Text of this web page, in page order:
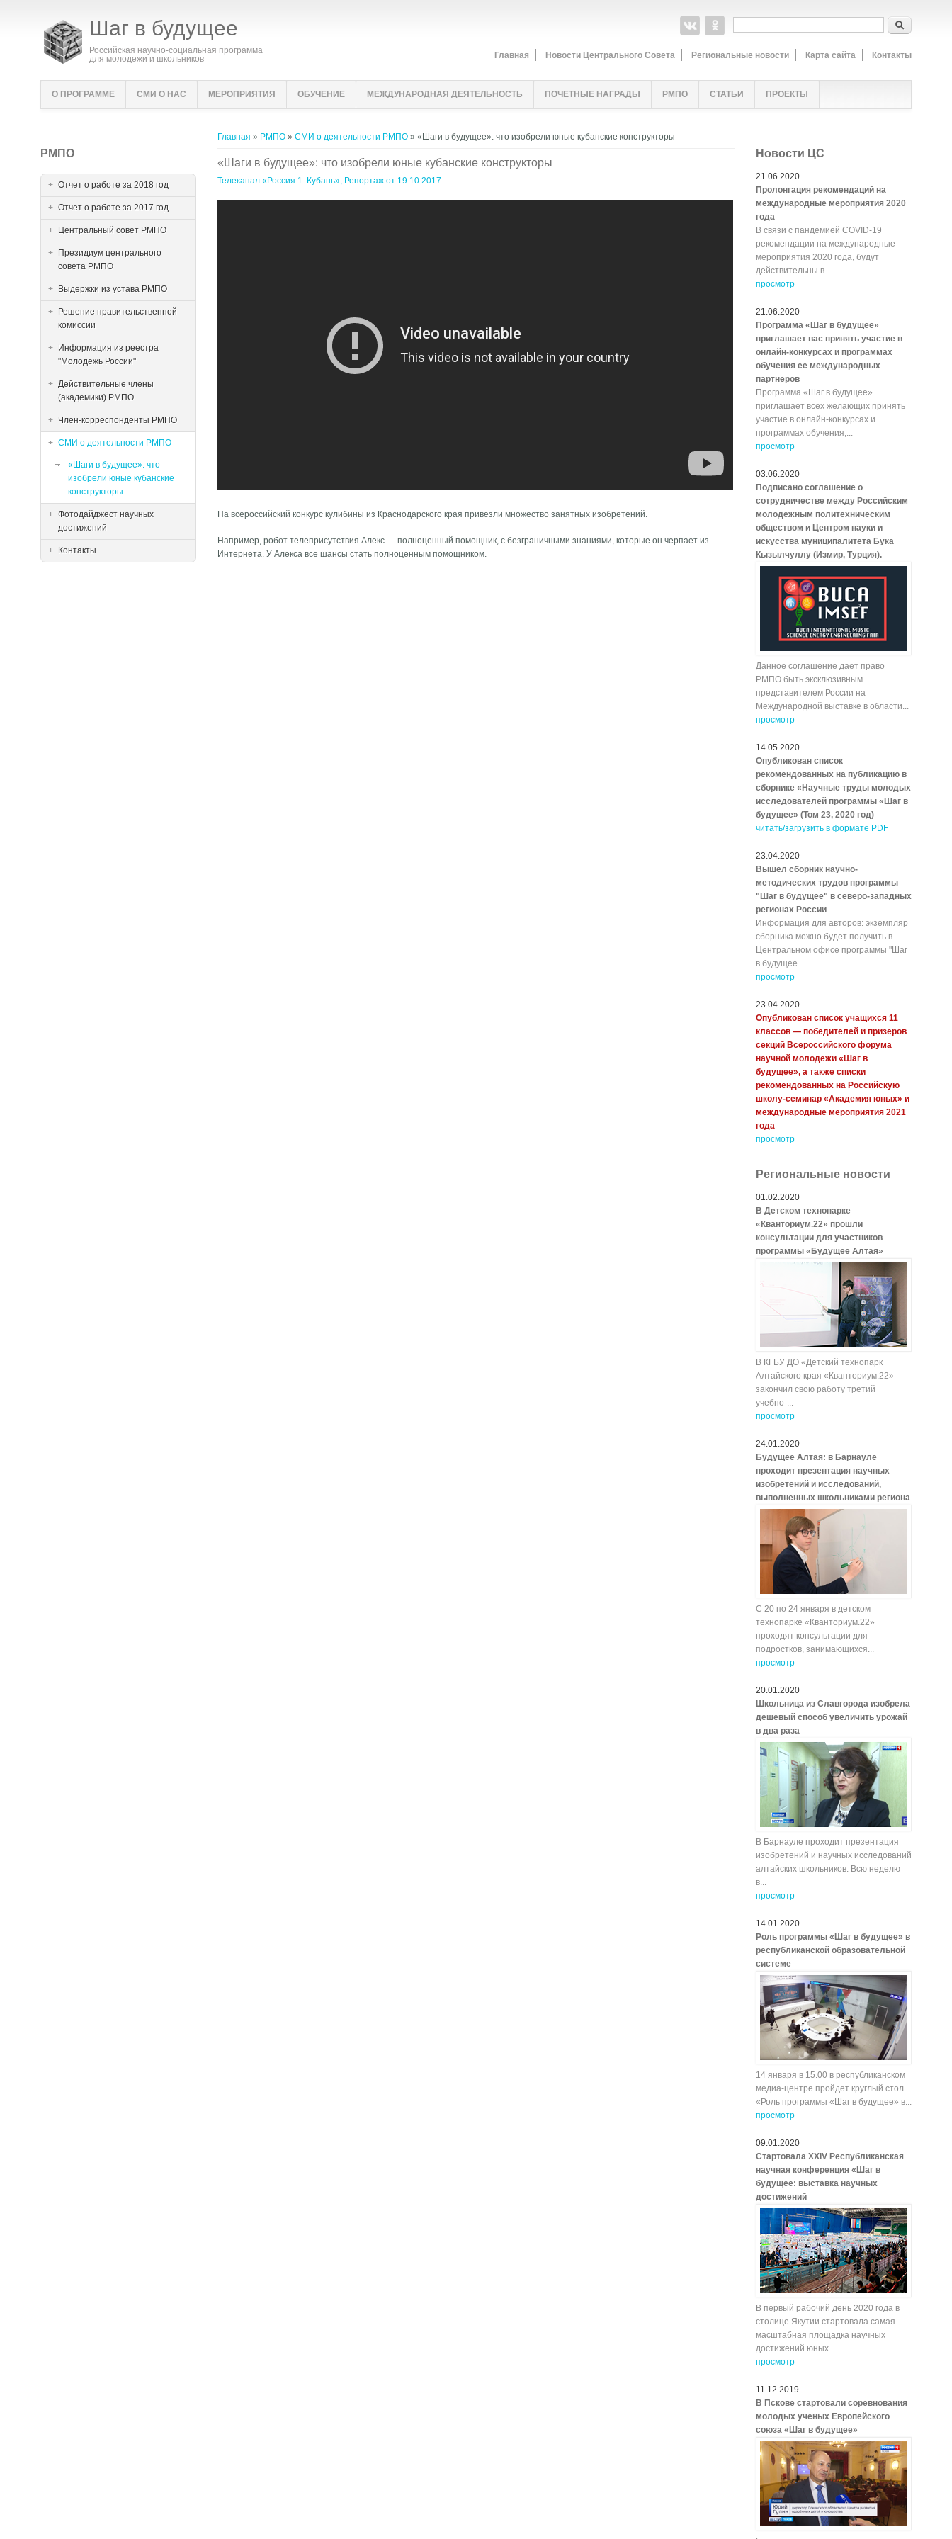
Главная Новости Центрального Совета Региональные новости Карта сайта Контакты
Шаг в будущее
Российская научно-социальная программа
для молодежи и школьников
О ПРОГРАММЕ СМИ О НАС МЕРОПРИЯТИЯ ОБУЧЕНИЕ МЕЖДУНАРОДНАЯ ДЕЯТЕЛЬНОСТЬ ПОЧЕТНЫЕ НАГРАДЫ РМПО СТАТЬИ ПРОЕКТЫ
Вы здесь
Главная » РМПО » СМИ о деятельности РМПО » «Шаги в будущее»: что изобрели юные кубанские конструкторы
«Шаги в будущее»: что изобрели юные кубанские конструкторы
Телеканал «Россия 1. Кубань», Репортаж от 19.10.2017
На всероссийский конкурс кулибины из Краснодарского края привезли множество занятных изобретений.
Например, робот телеприсутствия Алекс — полноценный помощник, с безграничными знаниями, которые он черпает из
Интернета. У Алекса все шансы стать полноценным помощником.
РМПО
Отчет о работе за 2018 год
Отчет о работе за 2017 год
Центральный совет РМПО
Президиум центрального
совета РМПО
Выдержки из устава РМПО
Решение правительственной
комиссии
Информация из реестра
"Молодежь России"
Действительные члены
(академики) РМПО
Член-корреспонденты РМПО
СМИ о деятельности РМПО
«Шаги в будущее»: что
изобрели юные кубанские
конструкторы
Фотодайджест научных
достижений
Контакты
Новости ЦС
21.06.2020
Пролонгация рекомендаций на
международные мероприятия 2020
года
В связи с пандемией COVID-19
рекомендации на международные
мероприятия 2020 года, будут
действительны в...
просмотр
21.06.2020
Программа «Шаг в будущее»
приглашает вас принять участие в
онлайн-конкурсах и программах
обучения ее международных
партнеров
Программа «Шаг в будущее»
приглашает всех желающих принять
участие в онлайн-конкурсах и
программах обучения,...
просмотр
03.06.2020
Подписано соглашение о
сотрудничестве между Российским
молодежным политехническим
обществом и Центром науки и
искусства муниципалитета Бука
Кызылчуллу (Измир, Турция).
Данное соглашение дает право
РМПО быть эксклюзивным
представителем России на
Международной выставке в области...
просмотр
14.05.2020
Опубликован список
рекомендованных на публикацию в
сборнике «Научные труды молодых
исследователей программы «Шаг в
будущее» (Том 23, 2020 год)
читать/загрузить в формате PDF
23.04.2020
Вышел сборник научно-
методических трудов программы
"Шаг в будущее" в северо-западных
регионах России
Информация для авторов: экземпляр
сборника можно будет получить в
Центральном офисе программы "Шаг
в будущее...
просмотр
23.04.2020
Опубликован список учащихся 11
классов — победителей и призеров
секций Всероссийского форума
научной молодежи «Шаг в
будущее», а также списки
рекомендованных на Российскую
школу-семинар «Академия юных» и
международные мероприятия 2021
года
просмотр
Региональные новости
01.02.2020
В Детском технопарке
«Кванториум.22» прошли
консультации для участников
программы «Будущее Алтая»
В КГБУ ДО «Детский технопарк
Алтайского края «Кванториум.22»
закончил свою работу третий
учебно-...
просмотр
24.01.2020
Будущее Алтая: в Барнауле
проходит презентация научных
изобретений и исследований,
выполненных школьниками региона
С 20 по 24 января в детском
технопарке «Кванториум.22»
проходят консультации для
подростков, занимающихся...
просмотр
20.01.2020
Школьница из Славгорода изобрела
дешёвый способ увеличить урожай
в два раза
В Барнауле проходит презентация
изобретений и научных исследований
алтайских школьников. Всю неделю
в...
просмотр
14.01.2020
Роль программы «Шаг в будущее» в
республиканской образовательной
системе
14 января в 15.00 в республиканском
медиа-центре пройдет круглый стол
«Роль программы «Шаг в будущее» в...
просмотр
09.01.2020
Стартовала XXIV Республиканская
научная конференция «Шаг в
будущее: выставка научных
достижений
В первый рабочий день 2020 года в
столице Якутии стартовала самая
масштабная площадка научных
достижений юных...
просмотр
11.12.2019
В Пскове стартовали соревнования
молодых ученых Европейского
союза «Шаг в будущее»